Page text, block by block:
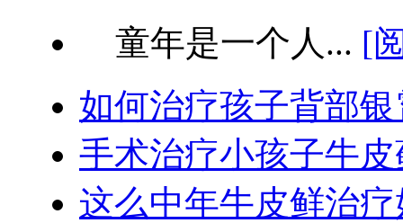
童年是一个人... [
如何治疗孩子背部
手术治疗小孩子牛
这么中年牛皮鲜治疗